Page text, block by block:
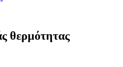
θερμότητας